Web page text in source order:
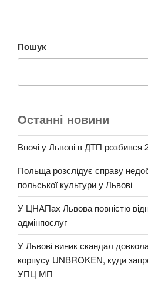
Пошук
Останні новини
Вночі у Львові в ДТП розбився
Польща розслідує справу
польської культури у Львові
У ЦНАПах Львова повністю
адмінпослуг
У Львові виник скандал
корпусу UNBROKEN, куди
УПЦ МП